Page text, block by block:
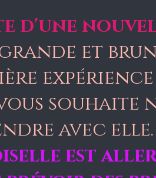
d'une
et
souhaite
avec elle.
est